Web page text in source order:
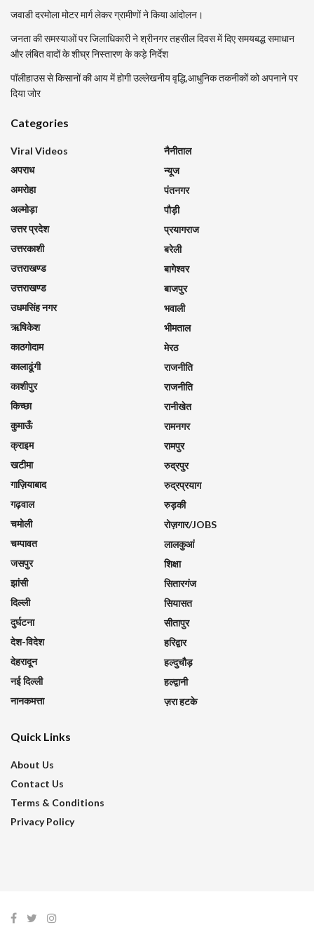
जवाडी दरमोला मोटर मार्ग लेकर ग्रामीणों ने किया आंदोलन।
जनता की समस्याओं पर जिलाधिकारी ने श्रीनगर तहसील दिवस में दिए समयबद्ध समाधान
और लंबित वादों के शीघ्र निस्तारण के कड़े निर्देश
पॉलीहाउस से किसानों की आय में होगी उल्लेखनीय वृद्धि,आधुनिक तकनीकों को अपनाने पर
दिया जोर
Categories
Viral Videos
अपराध
अमरोहा
अल्मोड़ा
उत्तर प्रदेश
उत्तरकाशी
उत्तराखण्ड
उत्तराखण्ड
उधमसिंह नगर
ऋषिकेश
काठगोदाम
कालाढूंगी
काशीपुर
किच्छा
कुमाऊँ
क्राइम
खटीमा
गाज़ियाबाद
गढ़वाल
चमोली
चम्पावत
जसपुर
झांसी
दिल्ली
दुर्घटना
देश-विदेश
देहरादून
नई दिल्ली
नानकमत्ता
नैनीताल
न्यूज
पंतनगर
पौड़ी
प्रयागराज
बरेली
बागेश्वर
बाजपुर
भवाली
भीमताल
मेरठ
राजनीति
राजनीति
रानीखेत
रामनगर
रामपुर
रुद्रपुर
रुद्रप्रयाग
रुड़की
रोज़गार/JOBS
लालकुआं
शिक्षा
सितारगंज
सियासत
सीतापुर
हरिद्वार
हल्दुचौड़
हल्द्वानी
ज़रा हटके
Quick Links
About Us
Contact Us
Terms & Conditions
Privacy Policy